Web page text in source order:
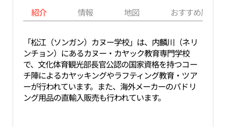
紹介 情報 地図 おすすめ周辺
「松江（ソンガン）カヌー学校」は、内麟川（ネリ
ンチョン）にあるカヌー・カヤック教育専門学校
で、文化体育観光部長官公認の国家資格を持つコー
チ陣によるカヤッキングやラフティング教育・ツア
ーが行われています。また、海外メーカーのパドリ
ング用品の直輸入販売も行われています。